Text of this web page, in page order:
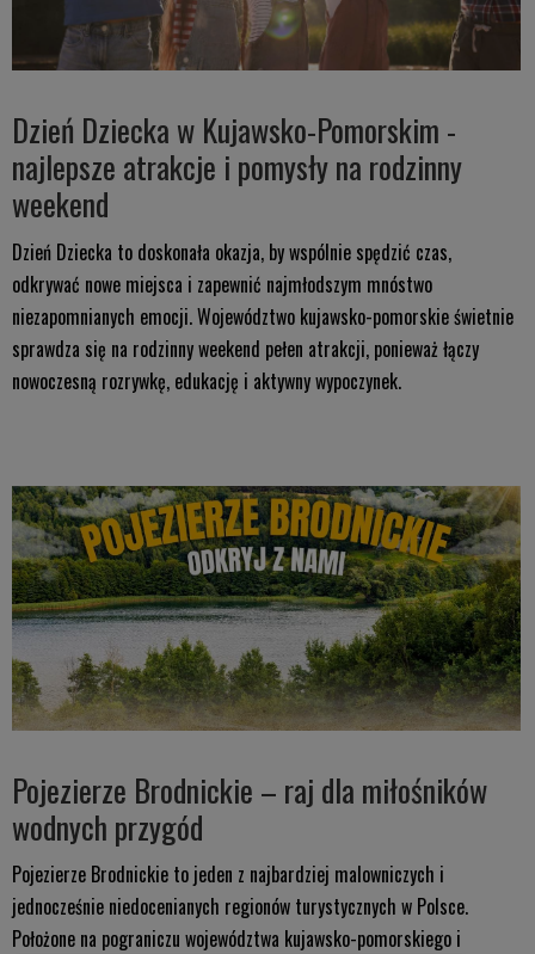
Dzień Dziecka w Kujawsko-Pomorskim -
najlepsze atrakcje i pomysły na rodzinny
weekend
Dzień Dziecka to doskonała okazja, by wspólnie spędzić czas,
odkrywać nowe miejsca i zapewnić najmłodszym mnóstwo
niezapomnianych emocji. Województwo kujawsko-pomorskie świetnie
sprawdza się na rodzinny weekend pełen atrakcji, ponieważ łączy
nowoczesną rozrywkę, edukację i aktywny wypoczynek.
Pojezierze Brodnickie – raj dla miłośników
wodnych przygód
Pojezierze Brodnickie to jeden z najbardziej malowniczych i
jednocześnie niedocenianych regionów turystycznych w Polsce.
Położone na pograniczu województwa kujawsko-pomorskiego i